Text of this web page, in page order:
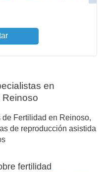
en
Reinoso
Fertilidad en Reinoso,
de reproducción asistida
fertilidad